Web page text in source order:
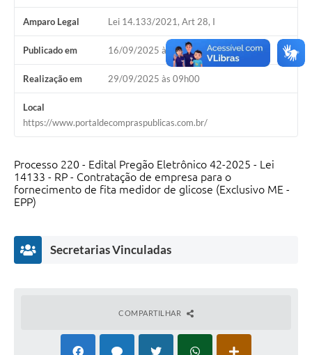
Amparo Legal Lei 14.133/2021, Art 28, I
Publicado em 16/09/2025 às 09h30
Realização em 29/09/2025 às 09h00
Local
https://www.portaldecompraspublicas.com.br/
Processo 220 - Edital Pregão Eletrônico 42-2025 - Lei
14133 - RP - Contratação de empresa para o
fornecimento de fita medidor de glicose (Exclusivo ME -
EPP)
Secretarias Vinculadas
COMPARTILHAR